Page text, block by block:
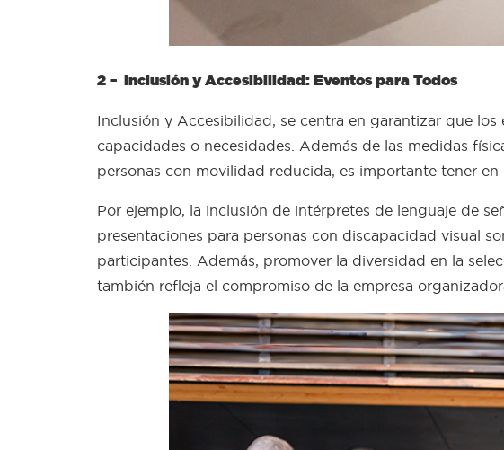
2 – Inclusión y Accesibilidad: Eventos para Todos
Inclusión y Accesibilidad, se centra en garantizar que
capacidades o necesidades. Además de las medidas
personas con movilidad reducida, es importante tener
Por ejemplo, la inclusión de intérpretes de lenguaje de
presentaciones para personas con discapacidad visual
participantes. Además, promover la diversidad en la
también refleja el compromiso de la empresa